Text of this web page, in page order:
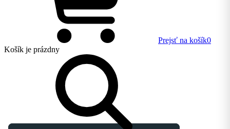
Prejsť na košík0
Košík je prázdny